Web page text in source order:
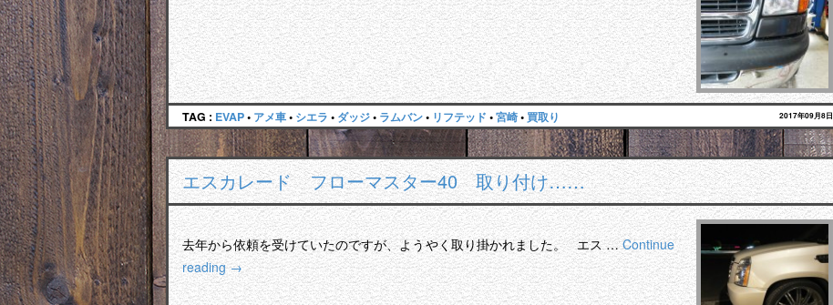
TAG : EVAP• アメ車• シエラ • ダッジ• ラムバン• リフテッド •宮崎• 買取り 2017年09月8日
エスカレード フローマスター40 取り付け……
去年から依頼を受けていたのですが、ようやく取り掛かれました。 エス …Continue
reading→